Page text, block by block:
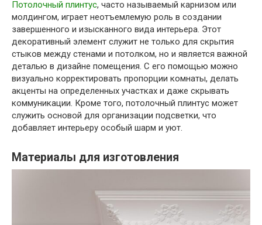
Потолочный плинтус, часто называемый карнизом или
молдингом, играет неотъемлемую роль в создании
завершенного и изысканного вида интерьера. Этот
декоративный элемент служит не только для скрытия
стыков между стенами и потолком, но и является важной
деталью в дизайне помещения. С его помощью можно
визуально корректировать пропорции комнаты, делать
акценты на определенных участках и даже скрывать
коммуникации. Кроме того, потолочный плинтус может
служить основой для организации подсветки, что
добавляет интерьеру особый шарм и уют.
Материалы для изготовления